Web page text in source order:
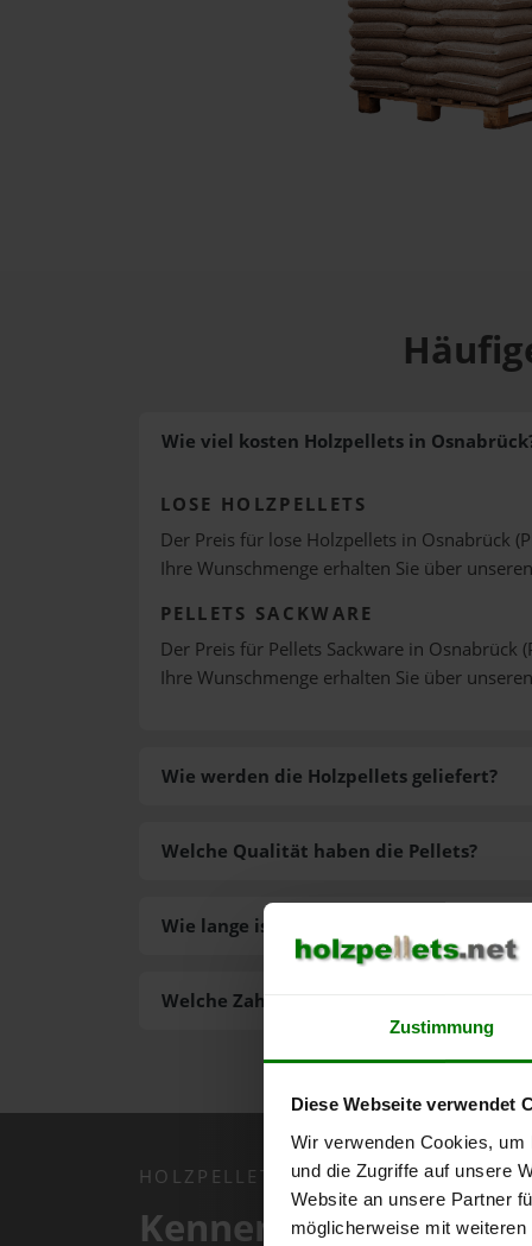
Zustimmung
Diese Webseite verwendet
Wir verwenden Cookies,
und die Zugriffe auf unsere
Website an unsere Partner
möglicherweise mit
Wie viel kosten Holzpellets in
LOSE HOLZPELLETS
Der Preis für lose Holzpellets in Osnabrück
Ihre Wunschmenge erhalten Sie über unseren
PELLETS SACKWARE
Der Preis für Pellets Sackware in Osnabrück
Ihre Wunschmenge erhalten Sie über unseren
Wie werden die Holzpellets geliefert?
Welche Zahlungsarten gibt es?
Welche Qualität haben die Pellets?
Wie lange ist die Lieferzeit der Pellets?
HOLZPELLETS.NET APP
Kennen Sie schon